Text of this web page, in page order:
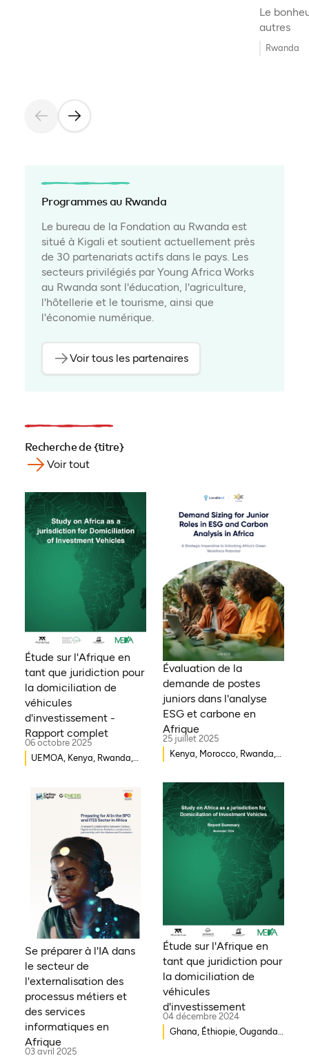
Le
autres
Rwanda
Programmes au Rwanda
Le bureau de la Fondation au Rwanda est
situé à Kigali et soutient actuellement près
de 30 partenariats actifs dans le pays. Les
secteurs privilégiés par Young Africa Works
au Rwanda sont l'éducation, l'agriculture,
l'hôtellerie et le tourisme, ainsi que
l'économie numérique.
Voir tous les partenaires
Recherche de {titre}
Voir tout
Étude sur l'Afrique en
tant que juridiction pour
la domiciliation de
véhicules
d'investissement -
Rapport complet
06 octobre 2025
UEMOA, Kenya, Rwanda,
Mozambique, Égypte,
Bénin, Ghana, Sénégal,
Zambie, Ouganda, Côte
d'Ivoire, Sierra Leone,
Erythrée, Gambie, Eswatini,
République démocratique
du Congo, Tanzanie,
Nigéria, Zimbabwe, Sud
Soudan, Afrique du Sud,
Cameroun, Éthiopie, Niger,
Morocco, Malawi, Tchad,
Syrie, Mali, Togo, Somalie
Évaluation de la
demande de postes
juniors dans l'analyse
ESG et carbone en
Afrique
25 juillet 2025
Kenya, Morocco, Rwanda,
Mozambique, Mali,
République démocratique
du Congo, Malawi, Gambie,
Burkina Faso, Erythrée,
Égypte, Djibouti, Côte
d'Ivoire, Zambie, Syrie,
Tchad, Eswatini, Zimbabwe,
Tanzanie, Sud Soudan,
Somalie, Sierra Leone,
Afrique du Sud, Guinée-
Bissau, Sénégal, Niger,
Cameroun, UEMOA, Nigéria,
Bénin, Togo
Se préparer à l'IA dans
le secteur de
l'externalisation des
processus métiers et
des services
informatiques en
Afrique
03 avril 2025
Étude sur l'Afrique en
tant que juridiction pour
la domiciliation de
véhicules
d'investissement
04 décembre 2024
Ghana, Éthiopie, Ouganda,